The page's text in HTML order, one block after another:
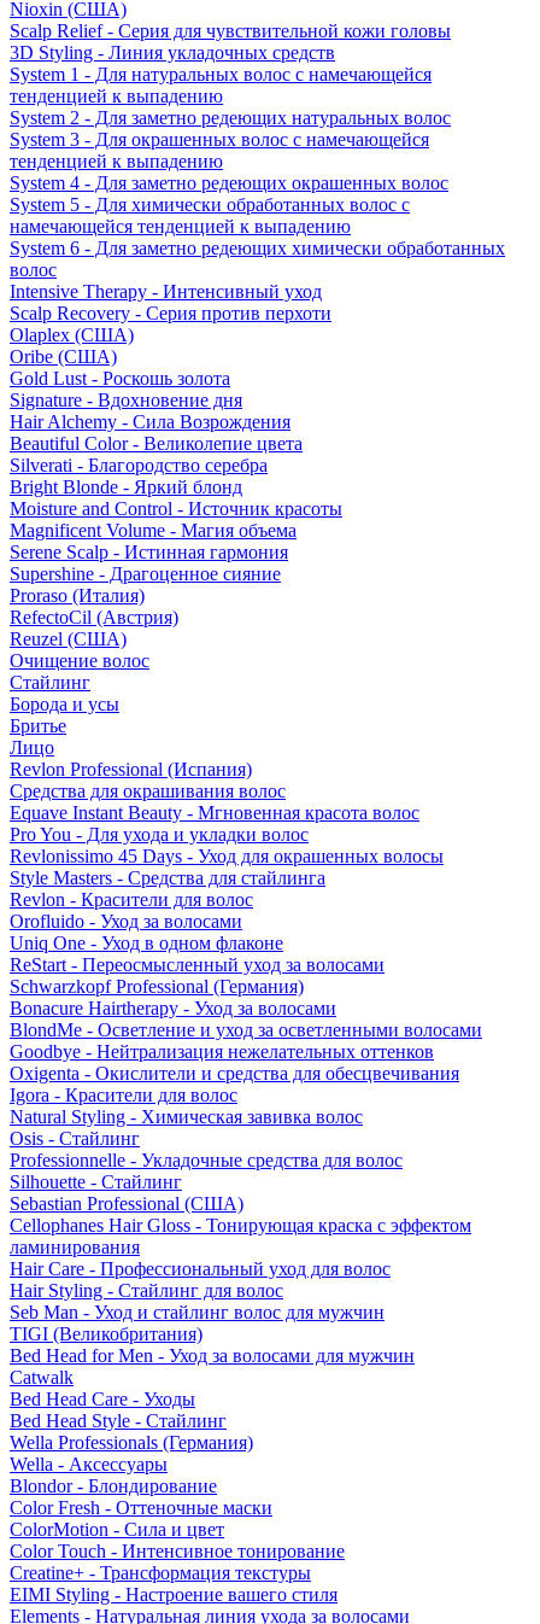
Nioxin (США)
Scalp Relief - Серия для чувствительной кожи головы
3D Styling - Линия укладочных средств
System 1 - Для натуральных волос с намечающейся
тенденцией к выпадению
System 2 - Для заметно редеющих натуральных волос
System 3 - Для окрашенных волос с намечающейся
тенденцией к выпадению
System 4 - Для заметно редеющих окрашенных волос
System 5 - Для химически обработанных волос с
намечающейся тенденцией к выпадению
System 6 - Для заметно редеющих химически обработанных
волос
Intensive Therapy - Интенсивный уход
Scalp Recovery - Серия против перхоти
Olaplex (США)
Oribe (США)
Gold Lust - Роскошь золота
Signature - Вдохновение дня
Hair Alchemy - Сила Возрождения
Beautiful Color - Великолепие цвета
Silverati - Благородство серебра
Bright Blonde - Яркий блонд
Moisture and Control - Источник красоты
Magnificent Volume - Магия объема
Serene Scalp - Истинная гармония
Supershine - Драгоценное сияние
Proraso (Италия)
RefectoCil (Австрия)
Reuzel (США)
Очищение волос
Стайлинг
Борода и усы
Бритье
Лицо
Revlon Professional (Испания)
Средства для окрашивания волос
Equave Instant Beauty - Мгновенная красота волос
Pro You - Для ухода и укладки волос
Revlonissimo 45 Days - Уход для окрашенных волосы
Style Masters - Средства для стайлинга
Revlon - Красители для волос
Orofluido - Уход за волосами
Uniq One - Уход в одном флаконе
ReStart - Переосмысленный уход за волосами
Schwarzkopf Professional (Германия)
Bonacure Hairtherapy - Уход за волосами
BlondMe - Осветление и уход за осветленными волосами
Goodbye - Нейтрализация нежелательных оттенков
Oxigenta - Окислители и средства для обесцвечивания
Igora - Красители для волос
Natural Styling - Химическая завивка волос
Osis - Стайлинг
Professionnelle - Укладочные средства для волос
Silhouette - Стайлинг
Sebastian Professional (США)
Cellophanes Hair Gloss - Тонирующая краска с эффектом
ламинирования
Hair Care - Профессиональный уход для волос
Hair Styling - Стайлинг для волос
Seb Man - Уход и стайлинг волос для мужчин
TIGI (Великобритания)
Bed Head for Men - Уход за волосами для мужчин
Catwalk
Bed Head Care - Уходы
Bed Head Style - Стайлинг
Wella Professionals (Германия)
Wella - Аксессуары
Blondor - Блондирование
Color Fresh - Оттеночные маски
ColorMotion - Сила и цвет
Color Touch - Интенсивное тонирование
Creatine+ - Трансформация текстуры
EIMI Styling - Настроение вашего стиля
Elements - Натуральная линия ухода за волосами